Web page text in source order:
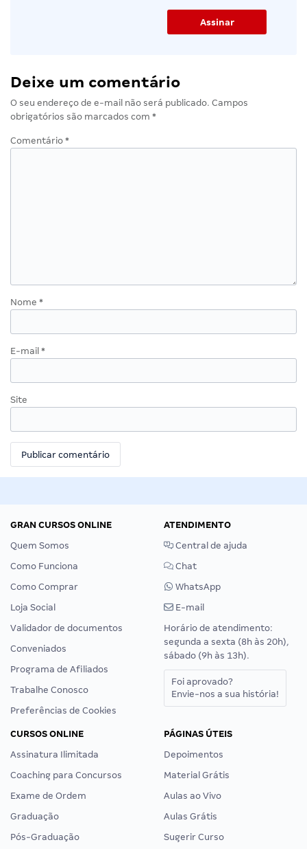
Deixe um comentário
O seu endereço de e-mail não será publicado. Campos
obrigatórios são marcados com *
Comentário *
Nome *
E-mail *
Site
GRAN CURSOS ONLINE
Quem Somos
Como Funciona
Como Comprar
Loja Social
Validador de documentos
Conveniados
Programa de Afiliados
Trabalhe Conosco
Preferências de Cookies
ATENDIMENTO
Central de ajuda
Chat
WhatsApp
E-mail
Horário de atendimento:
segunda a sexta (8h às 20h),
sábado (9h às 13h).
Foi aprovado?
Envie-nos a sua história!
CURSOS ONLINE
Assinatura Ilimitada
Coaching para Concursos
Exame de Ordem
Graduação
Pós-Graduação
PÁGINAS ÚTEIS
Depoimentos
Material Grátis
Aulas ao Vivo
Aulas Grátis
Sugerir Curso